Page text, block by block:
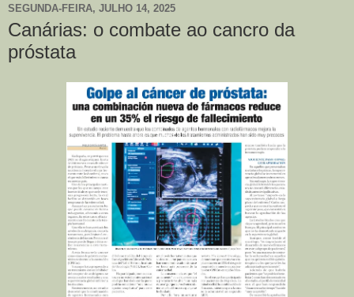
SEGUNDA-FEIRA, JULHO 14, 2025
Canárias: o combate ao cancro da
próstata